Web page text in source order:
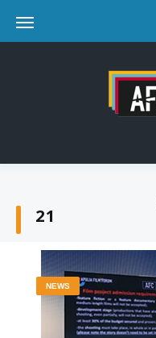
21
NEWS